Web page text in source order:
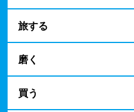
旅する
磨く
買う